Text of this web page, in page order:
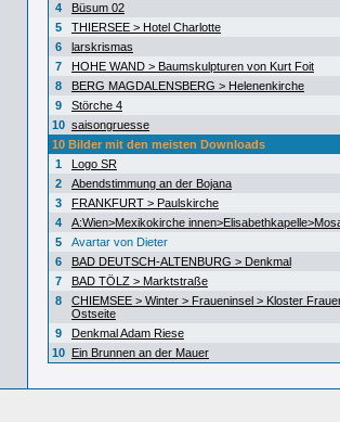
4
Büsum 02
5
THIERSEE > Hotel Charlotte
6
larskrismas
7
HOHE WAND > Baumskulpturen von Kurt Foit
8
BERG MAGDALENSBERG > Helenenkirche
9
Störche 4
10 saisongruesse
10 Bilder mit den meisten Downloads
1
Logo SR
2
Abendstimmung an der Bojana
3
FRANKFURT > Paulskirche
4
A:Wien>Mexikokirche
5
Avartar von Dieter
6
BAD DEUTSCH-ALTENBURG > Denkmal
7
BAD TÖLZ > Marktstraße
8
CHIEMSEE > Winter > Fraueninsel > Kloster
Ostseite
9
Denkmal Adam Riese
10 Ein Brunnen an der Mauer